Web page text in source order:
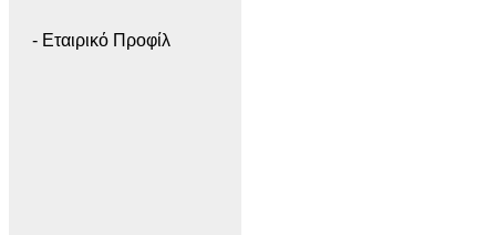
- Εταιρικό Προφίλ